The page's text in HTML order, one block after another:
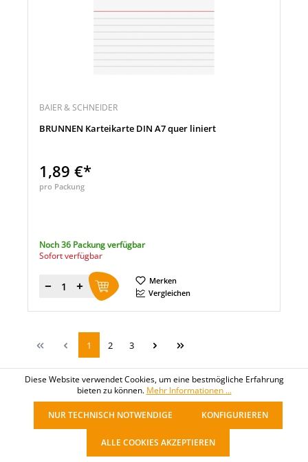
BAIER & SCHNEIDER
BRUNNEN Karteikarte DIN A7 quer liniert
1,89 €*
pro Packung
Noch 36 Packung verfügbar
Sofort verfügbar
Menge
Merken
Vergleichen
1 2 3
Diese Website verwendet Cookies, um eine bestmögliche Erfahrung
bieten zu können. Mehr Informationen ...
NUR TECHNISCH NOTWENDIGE KONFIGURIEREN
ALLE COOKIES AKZEPTIEREN